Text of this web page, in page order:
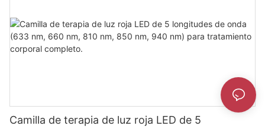
Camilla de terapia de luz roja LED de 5